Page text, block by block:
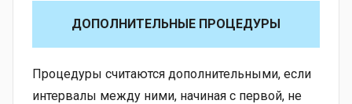
ДОПОЛНИТЕЛЬНЫЕ ПРОЦЕДУРЫ
Процедуры считаются дополнительными, если
интервалы между ними, начиная с первой, не